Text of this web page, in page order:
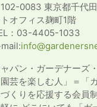
0083 東京都千代
オフィス麹町1階
：03-4405-1033
パン・ガーデナーズ
園芸を楽しむ人」＝「
くりを応援する会員